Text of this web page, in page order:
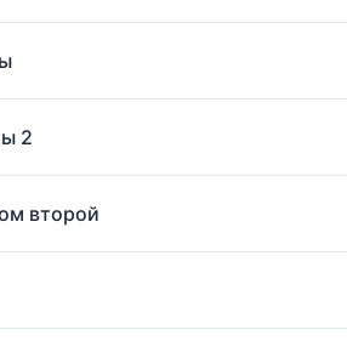
2
второй